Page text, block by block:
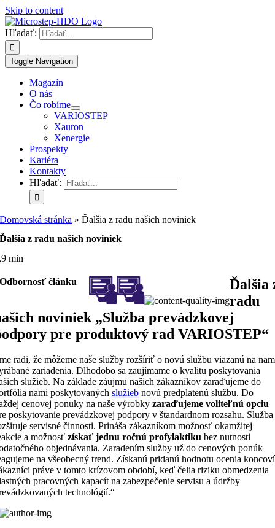
Skip to content
Hľadať:
Toggle Navigation
Magazín
O nás
Čo robíme
VARIOSTEP
Xauron
Xenergie
Prospekty
Kariéra
Kontakty
Hľadať:
Domovská stránka »Ďalšia z radu našich noviniek
Ďalšia z radu našich noviniek
min
Odbornosť článku
Ďalšia
radu
noviniek „Služba prevádzkovej
pre produktový rad VARIOSTEP“
radi, že môžeme naše služby rozšíriť o novú službu viazanú na
zariadenia. Dlhodobo sa zaujímame o kvalitu poskytovania
služieb. Na základe záujmu našich zákazníkov zaraďujeme do
nami poskytovanýchslužieb novú predplatenú službu. Do
cenovej ponuky na naše výrobkyzaraďujeme voliteľnú opciu
poskytovanie prevádzkovej podpory v štandardnom rozsahu. Služba
servisné činnosti. Prináša zákazníkom možnosť okamžitej
a možnosťzískať jednu ročnú profylaktiku bez nutnosti
objednávania. Zaradením služby už do cenových ponúk
na všeobecný trend. Získanú pridanú hodnotu ocenia koncoví
práve v tomto krízovom období, keď čelia riziku obmedzenia
pracovných kapacít na zabezpečenie servisu a údržby
technológií.“